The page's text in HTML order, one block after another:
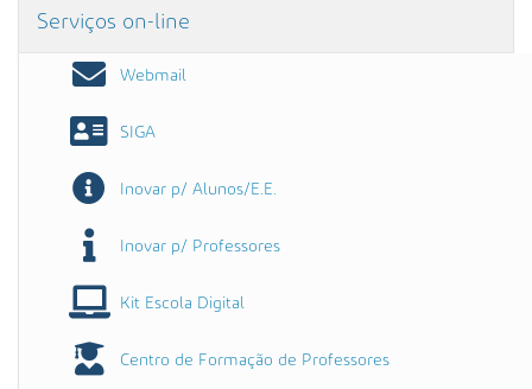
Serviços on-line
Webmail
SIGA
Inovar p/ Alunos/E.E.
Inovar p/ Professores
Kit Escola Digital
Centro de Formação de Professores